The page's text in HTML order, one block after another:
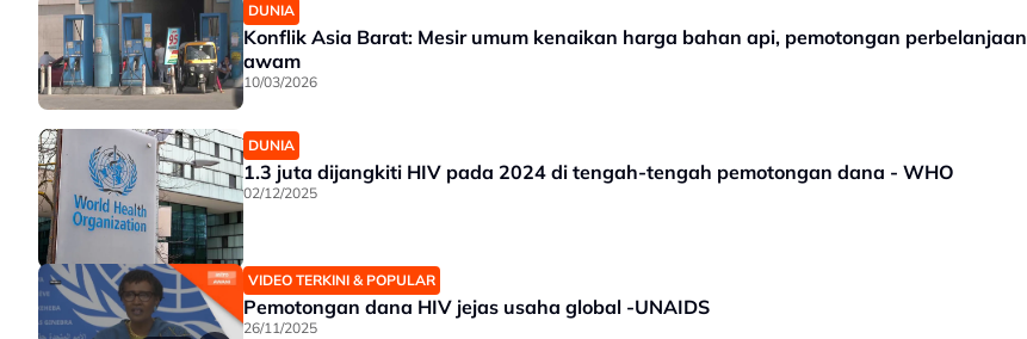
DUNIA
Konflik Asia Barat: Mesir umum kenaikan harga bahan api, pemotongan perbelanjaan
awam
10/03/2026
DUNIA
1.3 juta dijangkiti HIV pada 2024 di tengah-tengah pemotongan dana - WHO
02/12/2025
VIDEO TERKINI & POPULAR
Pemotongan dana HIV jejas usaha global -UNAIDS
26/11/2025